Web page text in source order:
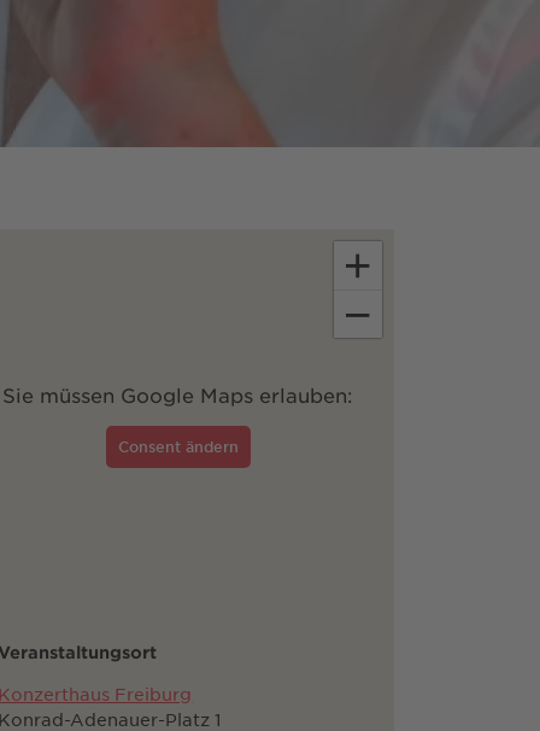
Sie müssen Google Maps erlauben:
Consent ändern
+
−
Freiburg
Adenauer-Platz 1